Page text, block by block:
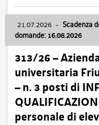
21.07.2026 - Scadenza
domande: 16.08.2026
313/26 –
universitaria
– n. 3 posti di
personale di